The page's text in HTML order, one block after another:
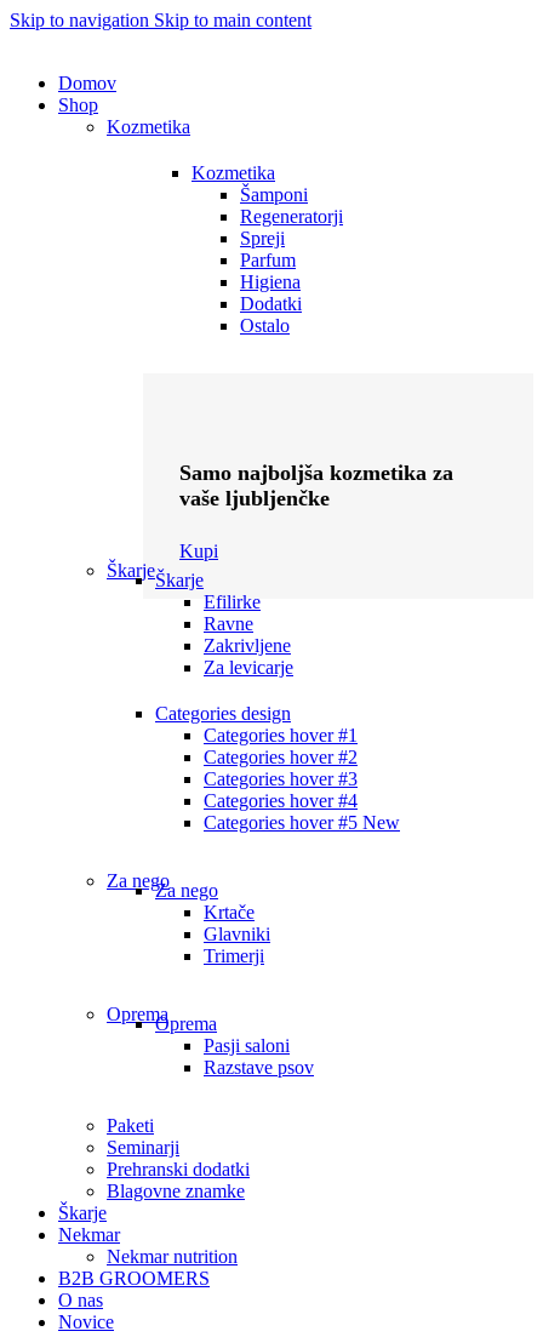
Skip to navigation Skip to main content
Domov
Shop
Kozmetika
Kozmetika
Šamponi
Regeneratorji
Spreji
Parfum
Higiena
Dodatki
Ostalo
Samo najboljša kozmetika za
vaše ljubljenčke
Kupi
ŠkarjeŠkarje
Efilirke
Ravne
Zakrivljene
Za levicarje
Categories design
Categories hover #1
Categories hover #2
Categories hover #3
Categories hover #4
Categories hover #5 New
Za negoZa nego
Krtače
Glavniki
Trimerji
OpremaOprema
Pasji saloni
Razstave psov
Paketi
Seminarji
Prehranski dodatki
Blagovne znamke
Škarje
Nekmar
Nekmar nutrition
B2B GROOMERS
O nas
Novice